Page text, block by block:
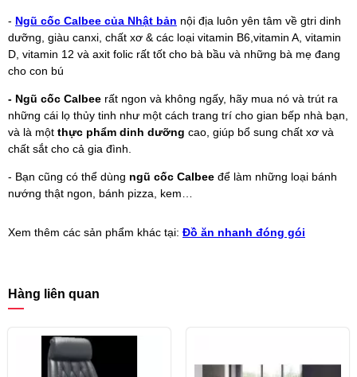
- Ngũ cốc Calbee của Nhật bản nội địa luôn yên tâm về gtri dinh
dưỡng, giàu canxi, chất xơ & các loại vitamin B6,vitamin A, vitamin
D, vitamin 12 và axit folic rất tốt cho bà bầu và những bà mẹ đang
cho con bú
- Ngũ cốc Calbee rất ngon và không ngấy, hãy mua nó và trút ra
những cái lọ thủy tinh như một cách trang trí cho gian bếp nhà bạn,
và là một thực phẩm dinh dưỡng cao, giúp bổ sung chất xơ và
chất sắt cho cả gia đình.
- Bạn cũng có thể dùng ngũ cốc Calbee để làm những loại bánh
nướng thật ngon, bánh pizza, kem…
Xem thêm các sản phẩm khác tại: Đồ ăn nhanh đóng gói
Hàng liên quan